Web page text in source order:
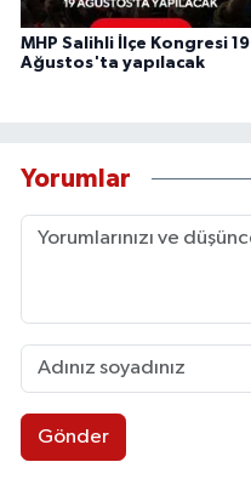
MHP Salihli İlçe Kongresi 19
Ağustos'ta yapılacak
Yorumlar
Gönder